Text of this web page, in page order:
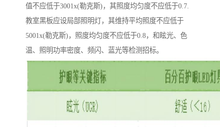
值不应低于3001x(勒克斯)，其照度均匀度不应低于0.7.
教室黑板应设局部照明灯，其维持平均照度不应低于
5001x(勒克斯)，照度均匀度不应低于0.8，和眩光、色
温、照明功率密度、频闪、蓝光等检测招标。